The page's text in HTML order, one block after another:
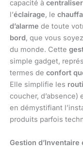
capacité à centraliser
l’éclairage, le
d’alarme de toute
bord, que vous
du monde. Cette
simple gadget,
termes de confort
Elle simplifie les
coucher, d’absence)
en démystifiant
produits parfois
Gestion d’Inventaire